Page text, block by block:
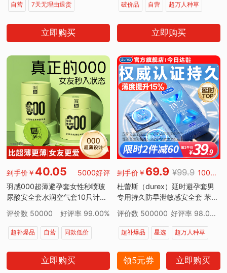
自营 7天无理由退货
立即购买
破价品 自营 超万人种草
立即购买
到手价￥ 40.05
5000好评
羽感000超薄避孕套女性秒喷玻
尿酸安全套水润空气套10只计生
成人情趣
评价数 50000 好评率 99.00%
超补爆品 自营 同款低价
立即购买
到手价￥ 69.9 ¥99.9
100000好评
杜蕾斯（durex）延时避孕套男
专用持久防早泄敏感安全套 苯佐
卡因延时三合一套套 【2件减
40】经典延时10
评价数 500000 好评率 98.00%
超补爆品 星选 超万人种草
超级补贴 超万人正在疯抢
领5元券 立即购买